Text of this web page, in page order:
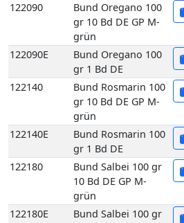
122090
Bund Oregano 100
gr 10 Bd DE GP M-
grün
122090E
Bund Oregano 100
gr 1 Bd DE
122140
Bund Rosmarin 100
gr 10 Bd DE GP M-
grün
122140E
Bund Rosmarin 100
gr 1 Bd DE
122180
Bund Salbei 100 gr
10 Bd DE GP M-
grün
122180E
Bund Salbei 100 gr